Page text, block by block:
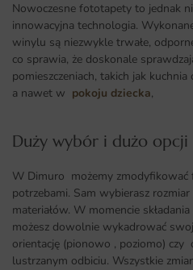
Nowoczesne fototapety to jednak
innowacyjna technologia.
winylu są niezwykle trwałe,
co sprawia, że doskonale
pomieszczeniach, takich jak kuchnia
a nawet w pokoju dziecka,
Duży wybór i dużo opcji
W Dimuro możemy zmodyfikować
potrzebami. Sam wybierasz
materiałów. W momencie
możesz dowolnie wykadrować
orientację (pionowo , poziomo) czy
lustrzanym odbiciu. Wszystkie